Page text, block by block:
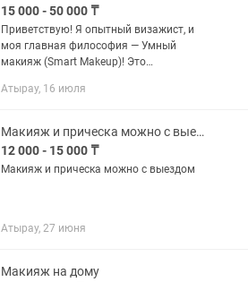
15 000 - 50 000 ₸
Приветствую! Я опытный визажист, и
моя главная философия — Умный
макияж (Smart Makeup)! Это
который создается не по шаблону, а
параметры...
Атырау, 16 июля
Макияж и прическа можно с выездом
12 000 - 15 000 ₸
Макияж и прическа можно с выездом
Атырау, 27 июня
Макияж на дому